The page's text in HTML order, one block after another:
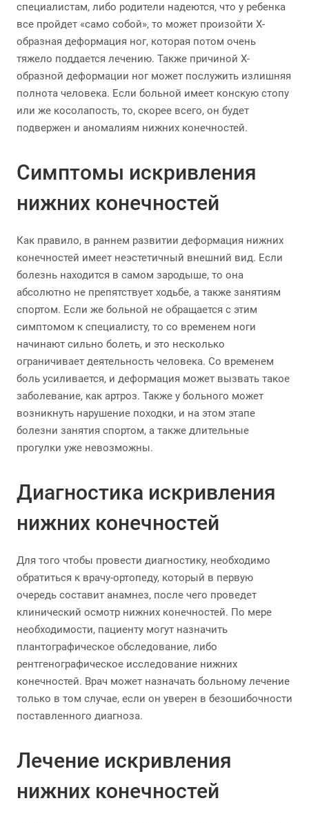
специалистам, либо родители надеются, что у ребенка
все пройдет «само собой», то может произойти Х-
образная деформация ног, которая потом очень
тяжело поддается лечению. Также причиной Х-
образной деформации ног может послужить излишняя
полнота человека. Если больной имеет конскую стопу
или же косолапость, то, скорее всего, он будет
подвержен и аномалиям нижних конечностей.
Симптомы искривления
нижних конечностей
Как правило, в раннем развитии деформация нижних
конечностей имеет неэстетичный внешний вид. Если
болезнь находится в самом зародыше, то она
абсолютно не препятствует ходьбе, а также занятиям
спортом. Если же больной не обращается с этим
симптомом к специалисту, то со временем ноги
начинают сильно болеть, и это несколько
ограничивает деятельность человека. Со временем
боль усиливается, и деформация может вызвать такое
заболевание, как артроз. Также у больного может
возникнуть нарушение походки, и на этом этапе
болезни занятия спортом, а также длительные
прогулки уже невозможны.
Диагностика искривления
нижних конечностей
Для того чтобы провести диагностику, необходимо
обратиться к врачу-ортопеду, который в первую
очередь составит анамнез, после чего проведет
клинический осмотр нижних конечностей. По мере
необходимости, пациенту могут назначить
плантографическое обследование, либо
рентгенографическое исследование нижних
конечностей. Врач может назначать больному лечение
только в том случае, если он уверен в безошибочности
поставленного диагноза.
Лечение искривления
нижних конечностей